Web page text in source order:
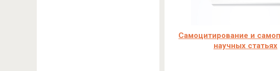
Самоцитирование и
научных статьях